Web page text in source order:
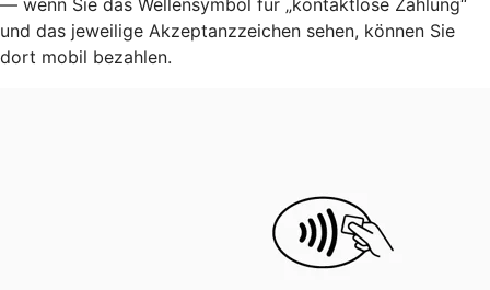
und das jeweilige Akzeptanzzeichen sehen, können Sie
dort mobil bezahlen.